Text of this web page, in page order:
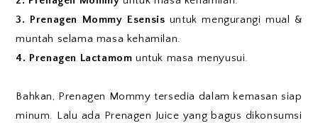
3. Prenagen Mommy Esensis untuk mengurangi mual &
muntah selama masa kehamilan.
4. Prenagen Lactamom untuk masa menyusui.
Bahkan, Prenagen Mommy tersedia dalam kemasan siap
minum. Lalu ada Prenagen Juice yang bagus dikonsumsi